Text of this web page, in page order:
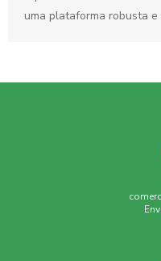
uma plataforma robusta